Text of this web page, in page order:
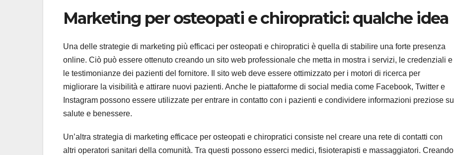
Marketing per osteopati e chiropratici: qualche idea
Una delle strategie di marketing più efficaci per osteopati e chiropratici è quella di stabilire una forte presenza
online. Ciò può essere ottenuto creando un sito web professionale che metta in mostra i servizi, le credenziali e
le testimonianze dei pazienti del fornitore. Il sito web deve essere ottimizzato per i motori di ricerca per
migliorare la visibilità e attirare nuovi pazienti. Anche le piattaforme di social media come Facebook, Twitter e
Instagram possono essere utilizzate per entrare in contatto con i pazienti e condividere informazioni preziose su
salute e benessere.
Un’altra strategia di marketing efficace per osteopati e chiropratici consiste nel creare una rete di contatti con
altri operatori sanitari della comunità. Tra questi possono esserci medici, fisioterapisti e massaggiatori. Creando